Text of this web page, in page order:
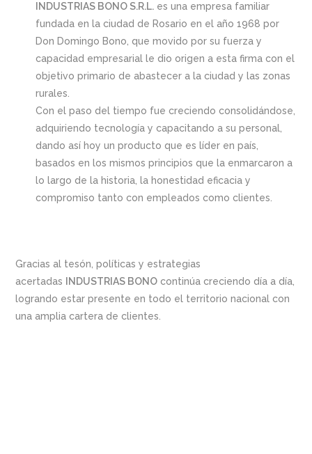
INDUSTRIAS BONO S.R.L.es una empresa familiar
fundada en la ciudad de Rosario en el año 1968 por
Don Domingo Bono, que movido por su fuerza y
capacidad empresarial le dio origen a esta firma con el
objetivo primario de abastecer a la ciudad y las zonas
rurales.
Con el paso del tiempo fue creciendo consolidándose,
adquiriendo tecnología y capacitando a su personal,
dando así hoy un producto que es líder en país,
basados en los mismos principios que la enmarcaron a
lo largo de la historia, la honestidad eficacia y
compromiso tanto con empleados como clientes.
Gracias al tesón, políticas y estrategias
acertadas
INDUSTRIAS BONO continúa creciendo día a día,
logrando estar presente en todo el territorio nacional con
una amplia cartera de clientes.